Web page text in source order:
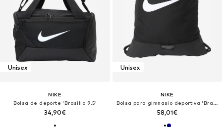
Unisex
NIKE
Bolsa de deporte 'Brasilia 9.5'
34,90€
Unisex
NIKE
Bolsa para gimnasio deportiva 'Brasilia'
58,01€